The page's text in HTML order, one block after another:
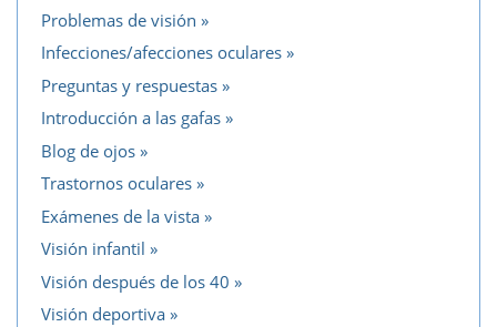
Problemas de visión
Infecciones/afecciones oculares
Preguntas y respuestas
Introducción a las gafas
Blog de ojos
Trastornos oculares
Exámenes de la vista
Visión infantil
Visión después de los 40
Visión deportiva